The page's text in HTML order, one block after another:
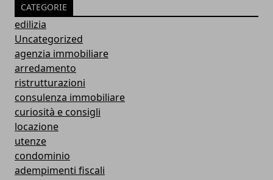
CATEGORIE
edilizia
Uncategorized
agenzia immobiliare
arredamento
ristrutturazioni
consulenza immobiliare
curiosità e consigli
locazione
utenze
condominio
adempimenti fiscali